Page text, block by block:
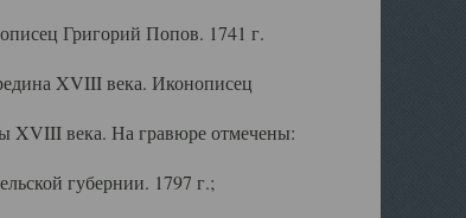
Григорий Попов. 1741 г.
XVIII века. Иконописец
XVIII века. На гравюре отмечены:
губернии. 1797 г.;